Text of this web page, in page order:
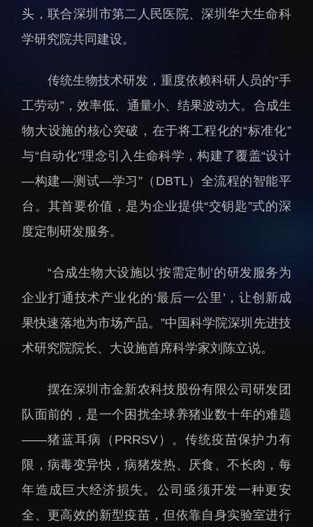
档案频道
科学普及
先进视界
教育概况
招生信息
学生工作
学生就业
教育动态
学生活动
讲座信息
交流动态
国合项目
出国境事务
转移转化
控股企业
成果超市
头，联合深圳市第二人民医院、深圳华大生命科
学研究院共同建设。
传统生物技术研发，重度依赖科研人员的“手
工劳动”，效率低、通量小、结果波动大。合成生
物大设施的核心突破，在于将工程化的“标准化”
与“自动化”理念引入生命科学，构建了覆盖“设计
—构建—测试—学习”（DBTL）全流程的智能平
台。其首要价值，是为企业提供“交钥匙”式的深
度定制研发服务。
“合成生物大设施以‘按需定制’的研发服务为
企业打通技术产业化的‘最后一公里’，让创新成
果快速落地为市场产品。”中国科学院深圳先进技
术研究院院长、大设施首席科学家刘陈立说。
摆在深圳市金新农科技股份有限公司研发团
队面前的，是一个困扰全球养猪业数十年的难题
——猪蓝耳病（PRRSV）。传统疫苗保护力有
限，病毒变异快，病猪发热、厌食、不长肉，每
年造成巨大经济损失。公司亟须开发一种更安
全、更高效的新型疫苗，但依靠自身实验室进行